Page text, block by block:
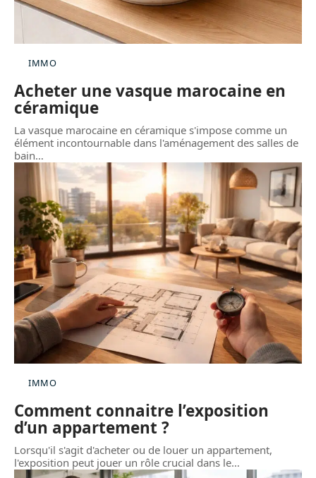
IMMO
Acheter une vasque marocaine en
céramique
La vasque marocaine en céramique s'impose comme un
élément incontournable dans l'aménagement des salles de
bain…
IMMO
Comment connaitre l’exposition
d’un appartement ?
Lorsqu'il s'agit d'acheter ou de louer un appartement,
l'exposition peut jouer un rôle crucial dans le…